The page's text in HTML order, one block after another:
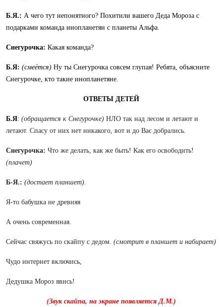
Б.Я.: А чего тут непонятного? Похитили вашего Деда Мороза с
подарками команда инопланетян с планеты Альфа.
Снегурочка: Какая команда?
Б.Я: (смеётся) Ну ты Снегурочка совсем глупая! Ребята, объясните
Снегурочке, кто такие инопланетяне.
ОТВЕТЫ ДЕТЕЙ
Б.Я: (обращается к Снегурочке) НЛО так над лесом и летают и
летают. Спасу от них нет никакого, вот и до Вас добрались.
Снегурочка: Что же делать, как же быть! Как его освободить!
(плачет)
Б-Я.: (достает планшет).
Я-то бабушка не древняя
А очень современная.
Сейчас свяжусь по скайпу с дедом. (смотрит в планшет и набирает)
Чудо интернет включись,
Дедушка Мороз явись!
(Звук скайпа, на экране появляется Д.М.)